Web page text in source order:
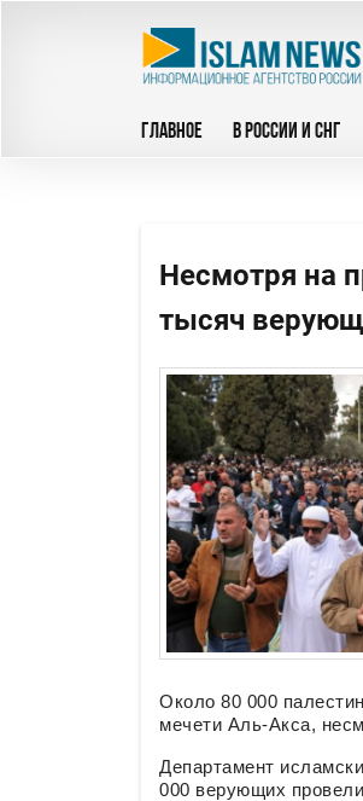
ГЛАВНОЕ В РОССИИ И СНГ
Несмотря на
тысяч
Около 80 000
мечети Аль-Акса,
Департамент
000 верующих